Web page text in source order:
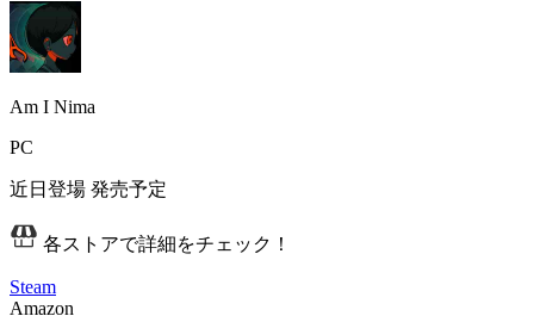
Am I Nima
PC
近日登場 発売予定
各ストアで詳細をチェック！
Steam
Amazon